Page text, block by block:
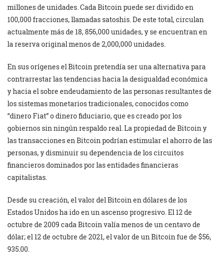
millones de unidades. Cada Bitcoin puede ser dividido en
100,000 fracciones, llamadas satoshis. De este total, circulan
actualmente más de 18, 856,000 unidades, y se encuentran en
la reserva original menos de 2,000,000 unidades.
En sus orígenes el Bitcoin pretendía ser una alternativa para
contrarrestar las tendencias hacia la desigualdad económica
y hacia el sobre endeudamiento de las personas resultantes de
los sistemas monetarios tradicionales, conocidos como
“dinero Fiat” o dinero fiduciario, que es creado por los
gobiernos sin ningún respaldo real. La propiedad de Bitcoin y
las transacciones en Bitcoin podrían estimular el ahorro de las
personas, y disminuir su dependencia de los circuitos
financieros dominados por las entidades financieras
capitalistas.
Desde su creación, el valor del Bitcoin en dólares de los
Estados Unidos ha ido en un ascenso progresivo. El 12 de
octubre de 2009 cada Bitcoin valía menos de un centavo de
dólar; el 12 de octubre de 2021, el valor de un Bitcoin fue de $56,
935.00.